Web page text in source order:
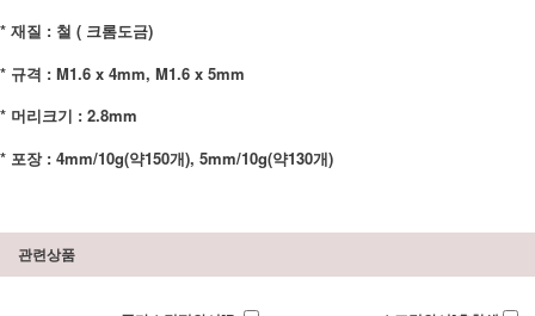
* 재질 : 철 ( 크롬도금)
* 규격 : M1.6 x 4mm, M1.6 x 5mm
* 머리크기 : 2.8mm
* 포장 : 4mm/10g(약150개), 5mm/10g(약130개)
관련상품